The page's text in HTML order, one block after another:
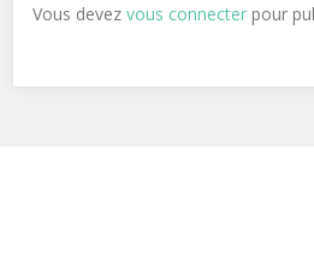
Vous devezvous connecter pour